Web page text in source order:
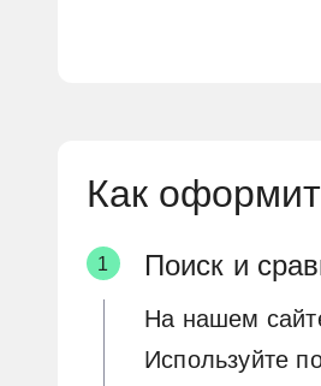
Как
Поиск и
На нашем
Используйте